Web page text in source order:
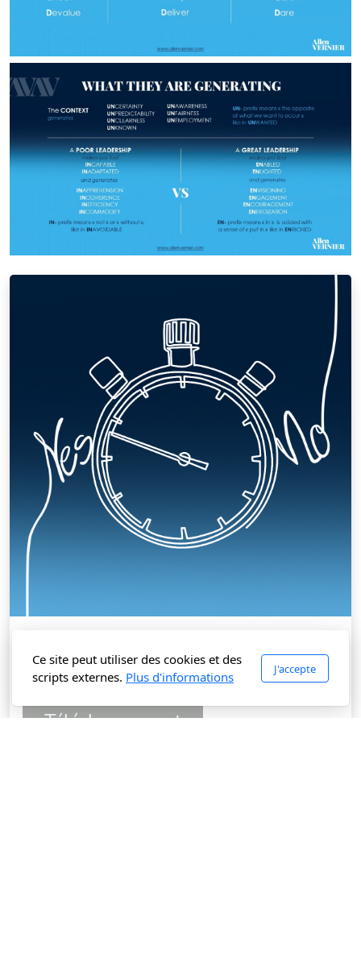
animationdereunion.pdf
Téléchargement
Ce site peut utiliser des cookies et des
scripts externes. Plus d'informations
J'accepte